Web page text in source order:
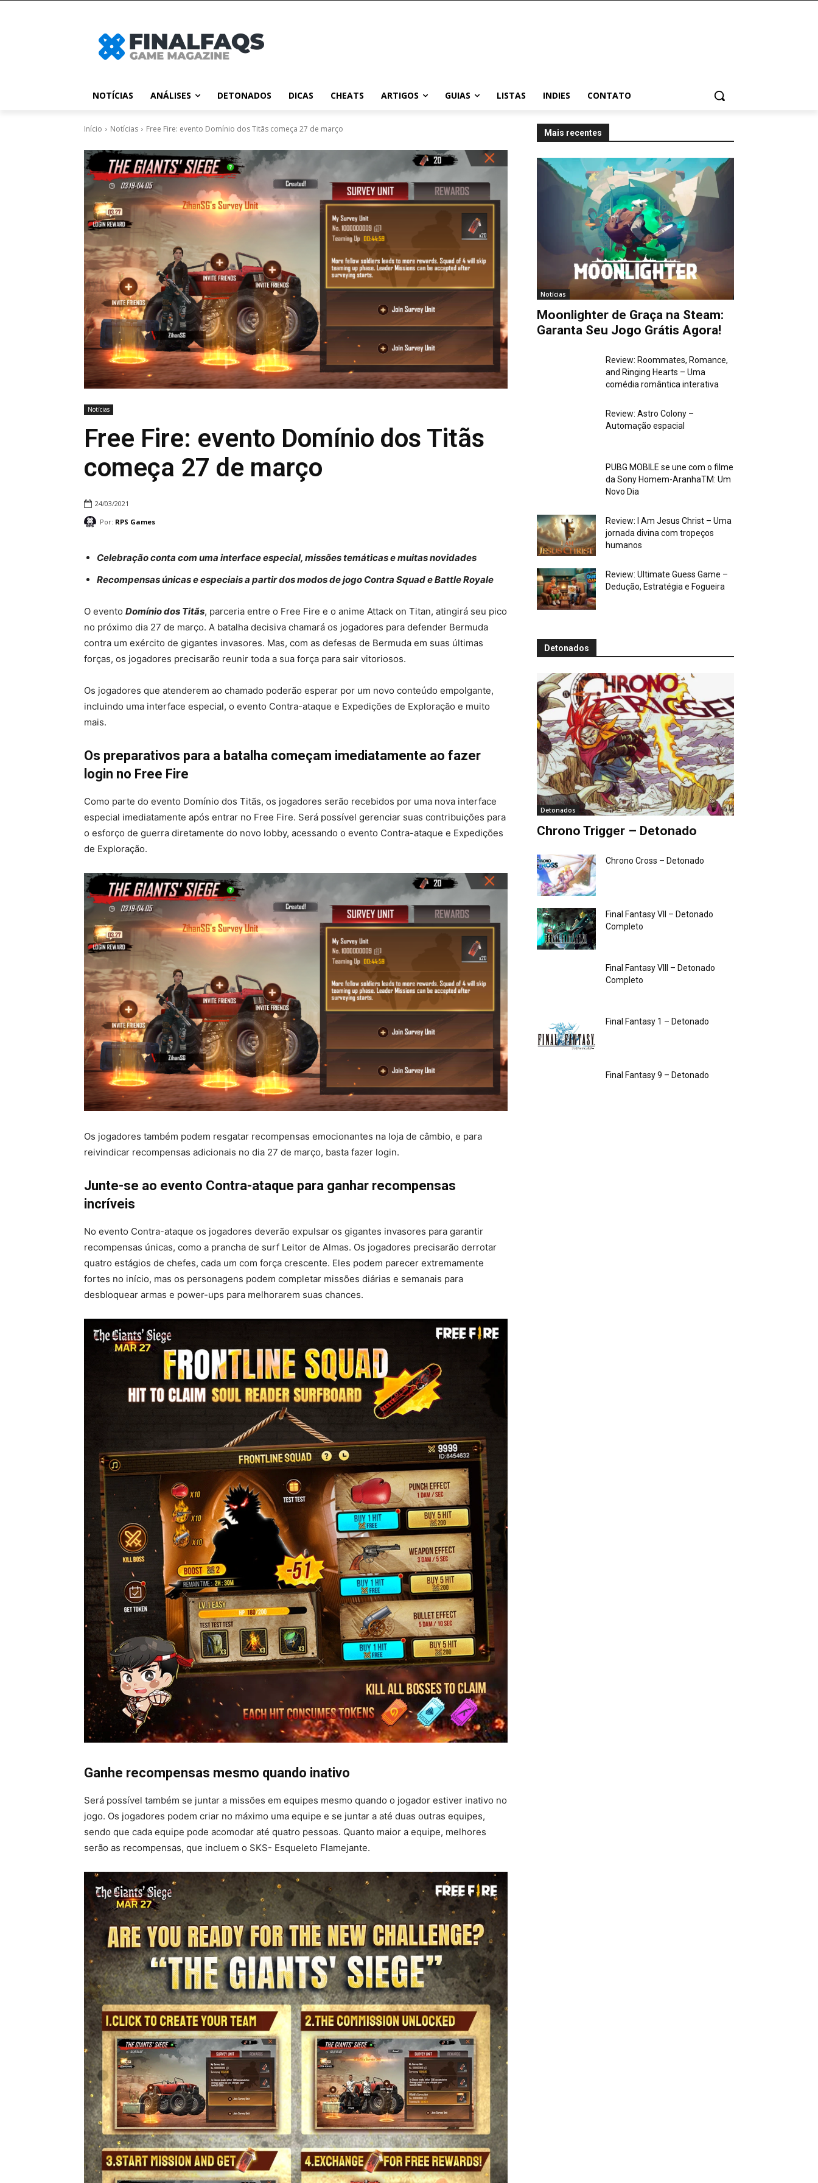
NOTÍCIAS ANÁLISES DETONADOS DICAS CHEATS ARTIGOS GUIAS LISTAS INDIES CONTATO
Início Notícias Free Fire: evento Domínio dos Titãs começa 27 de março
Notícias
Free Fire: evento Domínio dos Titãs
começa 27 de março
24/03/2021
Por: RPS Games
Celebração conta com uma interface especial, missões temáticas e muitas novidades
Recompensas únicas e especiais a partir dos modos de jogo Contra Squad e Battle Royale
O evento Domínio dos Titãs, parceria entre o Free Fire e o anime Attack on Titan, atingirá seu pico
no próximo dia 27 de março. A batalha decisiva chamará os jogadores para defender Bermuda
contra um exército de gigantes invasores. Mas, com as defesas de Bermuda em suas últimas
forças, os jogadores precisarão reunir toda a sua força para sair vitoriosos.
Os jogadores que atenderem ao chamado poderão esperar por um novo conteúdo empolgante,
incluindo uma interface especial, o evento Contra-ataque e Expedições de Exploração e muito
mais.
Os preparativos para a batalha começam imediatamente ao fazer
login no Free Fire
Como parte do evento Domínio dos Titãs, os jogadores serão recebidos por uma nova interface
especial imediatamente após entrar no Free Fire. Será possível gerenciar suas contribuições para
o esforço de guerra diretamente do novo lobby, acessando o evento Contra-ataque e Expedições
de Exploração.
Os jogadores também podem resgatar recompensas emocionantes na loja de câmbio, e para
reivindicar recompensas adicionais no dia 27 de março, basta fazer login.
Junte-se ao evento Contra-ataque para ganhar recompensas
incríveis
No evento Contra-ataque os jogadores deverão expulsar os gigantes invasores para garantir
recompensas únicas, como a prancha de surf Leitor de Almas. Os jogadores precisarão derrotar
quatro estágios de chefes, cada um com força crescente. Eles podem parecer extremamente
fortes no início, mas os personagens podem completar missões diárias e semanais para
desbloquear armas e power-ups para melhorarem suas chances.
Ganhe recompensas mesmo quando inativo
Será possível também se juntar a missões em equipes mesmo quando o jogador estiver inativo no
jogo. Os jogadores podem criar no máximo uma equipe e se juntar a até duas outras equipes,
sendo que cada equipe pode acomodar até quatro pessoas. Quanto maior a equipe, melhores
serão as recompensas, que incluem o SKS- Esqueleto Flamejante.
Mais recentes
Notícias
Moonlighter de Graça na Steam:
Garanta Seu Jogo Grátis Agora!
Review: Roommates, Romance,
and Ringing Hearts – Uma
comédia romântica interativa
Review: Astro Colony –
Automação espacial
PUBG MOBILE se une com o filme
da Sony Homem-AranhaTM: Um
Novo Dia
Review: I Am Jesus Christ – Uma
jornada divina com tropeços
humanos
Review: Ultimate Guess Game –
Dedução, Estratégia e Fogueira
Detonados
Detonados
Chrono Trigger – Detonado
Chrono Cross – Detonado
Final Fantasy VII – Detonado
Completo
Final Fantasy VIII – Detonado
Completo
Final Fantasy 1 – Detonado
Final Fantasy 9 – Detonado